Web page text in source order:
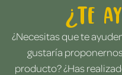
¿Te
¿Necesitas que te
gustaría
producto? ¿Has